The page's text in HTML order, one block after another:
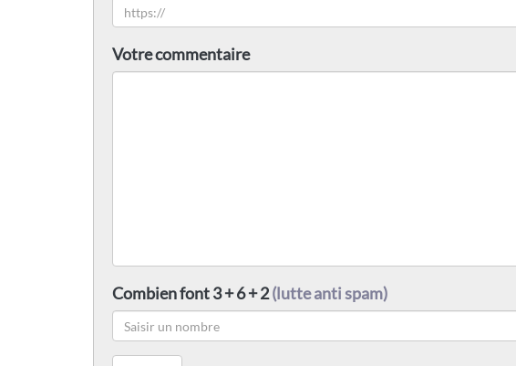
Votre commentaire
Combien font 3 + 6 + 2(lutte anti spam)